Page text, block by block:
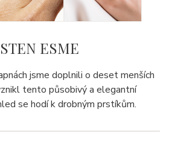
ESME
jsme doplnili o deset menších
tento působivý a elegantní
se hodí k drobným prstíkům.